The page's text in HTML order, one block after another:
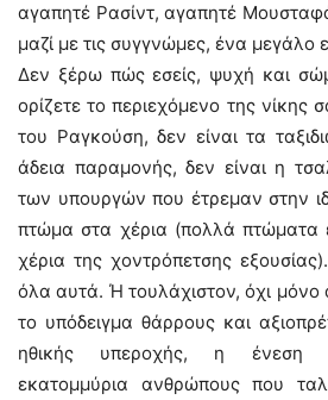
αγαπητέ Ρασίντ, αγαπητέ
μαζί με τις συγγνώμες, ένα μεγάλο
Δεν ξέρω πώς εσείς, ψυχή και
ορίζετε το περιεχόμενο της νίκης
του Ραγκούση, δεν είναι τα
άδεια παραμονής, δεν είναι η
των υπουργών που έτρεμαν στην
πτώμα στα χέρια (πολλά πτώματα
χέρια της χοντρόπετσης
όλα αυτά. Ή τουλάχιστον, όχι μόνο
το υπόδειγμα θάρρους και
ηθικής υπεροχής, η ένεση
εκατομμύρια ανθρώπους που